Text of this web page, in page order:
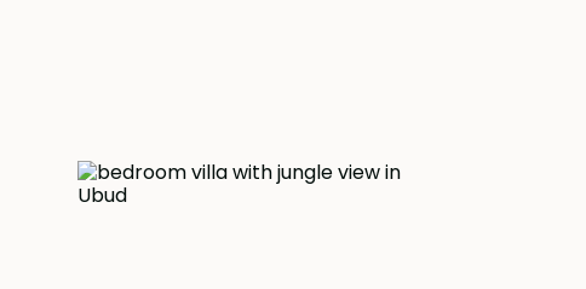
bebas serta unit pancuran. Ditawarkan dalam kondisi
lengkap dengan status hak milik, pembeli yang